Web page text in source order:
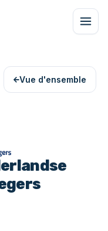
Vue d'ensemble